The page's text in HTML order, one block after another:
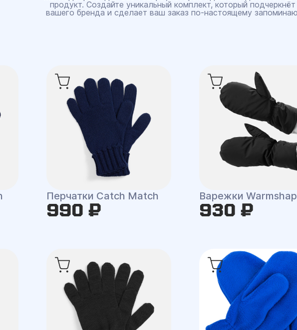
продукт. Создайте уникальный комплект, который подчеркнёт
вашего бренда и сделает ваш заказ по‑настоящему
Перчатки Catch Match
990 ₽
Варежки
930 ₽